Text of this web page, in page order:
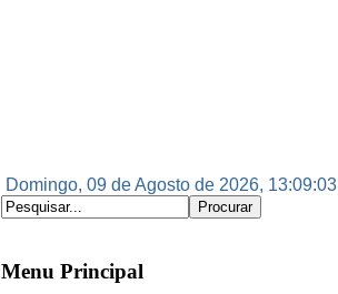
Domingo, 09 de Agosto de 2026, 13:09:03
Menu Principal